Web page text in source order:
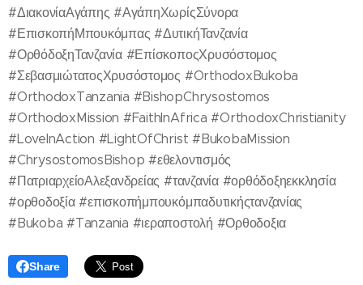
#ΔιακονίαΑγάπης #ΑγάπηΧωρίςΣύνορα
#ΕπισκοπήΜπουκόμπας #ΔυτικήΤανζανία
#ΟρθόδοξηΤανζανία #ΕπίσκοποςΧρυσόστομος
#ΣεβασμιώτατοςΧρυσόστομος #OrthodoxBukoba
#OrthodoxTanzania #BishopChrysostomos
#OrthodoxMission #FaithInAfrica #OrthodoxChristianity
#LoveInAction #LightOfChrist #BukobaMission
#ChrysostomosBishop #εθελοντισμός
#ΠατριαρχείοΑλεξανδρείας #τανζανία #ορθόδοξηεκκλησία
#ορθοδοξία #επισκοπήμπουκόμπαδυτικήςτανζανίας
#Bukoba #Tanzania #ιεραποστολή #Ορθοδοξια
Share